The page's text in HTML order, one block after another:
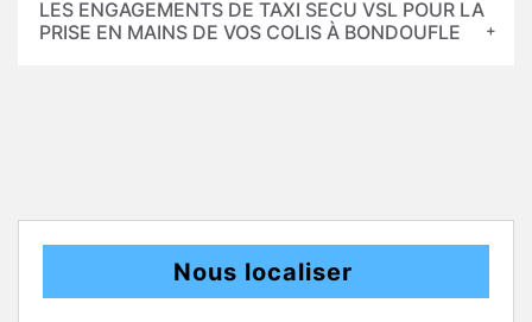
LES ENGAGEMENTS DE TAXI SECU VSL POUR LA
PRISE EN MAINS DE VOS COLIS À BONDOUFLE
Nous localiser